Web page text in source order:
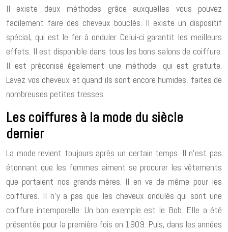
Il existe deux méthodes grâce auxquelles vous pouvez
facilement faire des cheveux bouclés. Il existe un dispositif
spécial, qui est le fer à onduler. Celui-ci garantit les meilleurs
effets. Il est disponible dans tous les bons salons de coiffure.
Il est préconisé également une méthode, qui est gratuite.
Lavez vos cheveux et quand ils sont encore humides, faites de
nombreuses petites tresses.
Les coiffures à la mode du siècle
dernier
La mode revient toujours après un certain temps. Il n’est pas
étonnant que les femmes aiment se procurer les vêtements
que portaient nos grands-mères. Il en va de même pour les
coiffures. Il n’y a pas que les cheveux ondulés qui sont une
coiffure intemporelle. Un bon exemple est le Bob. Elle a été
présentée pour la première fois en 1909. Puis, dans les années